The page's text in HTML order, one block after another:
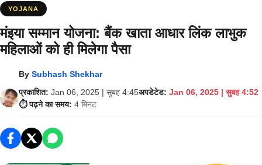
YOJANA
मंइया सम्मान योजना: बैंक खाता आधार लिंक लाभुक
महिलाओं को ही मिलेगा पैसा
BySubhash Shekhar
प्रकाशित: Jan 06, 2025 | सुबह 4:45अपडेटेड: Jan 06, 2025 | सुबह 4:52
⏱️ पढ़ने का समय: 4 मिनट